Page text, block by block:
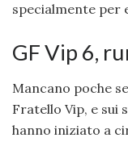
specialmente per
GF Vip 6,
Mancano poche
Fratello Vip, e sui
hanno iniziato a